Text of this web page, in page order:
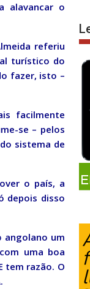
alavancar o
referiu
turístico do
fazer, isto –
facilmente
se – pelos
sistema de
o país, a
depois disso
angolano um
uma boa
tem razão. O